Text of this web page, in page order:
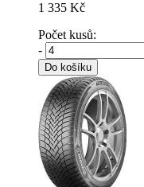
1 335 Kč
Počet kusů:
-
Do košíku